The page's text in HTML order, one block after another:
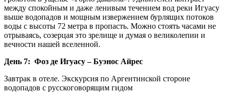
между спокойным и даже ленивым течением вод реки Игуасу
выше водопадов и мощным извержением бурлящих потоков
воды с высоты 72 метра в пропасть. Можно стоять часами не
отрываясь, созерцая это зрелище и думая о великолепии и
вечности нашей вселенной.
День 7: Фоз де Игуасу – Буэнос Айрес
Завтрак в отеле. Экскурсия по Аргентинской стороне
водопадов с русскоговорящим гидом